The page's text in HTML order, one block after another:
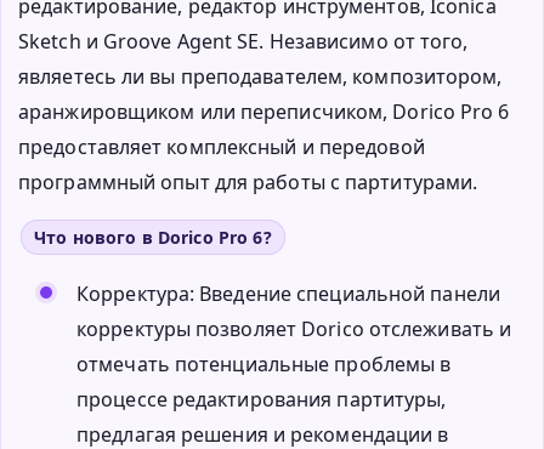
редактирование, редактор инструментов, Iconica
Sketch и Groove Agent SE. Независимо от того,
являетесь ли вы преподавателем, композитором,
аранжировщиком или переписчиком, Dorico Pro 6
предоставляет комплексный и передовой
программный опыт для работы с партитурами.
Что нового в Dorico Pro 6?
Корректура: Введение специальной панели
корректуры позволяет Dorico отслеживать и
отмечать потенциальные проблемы в
процессе редактирования партитуры,
предлагая решения и рекомендации в